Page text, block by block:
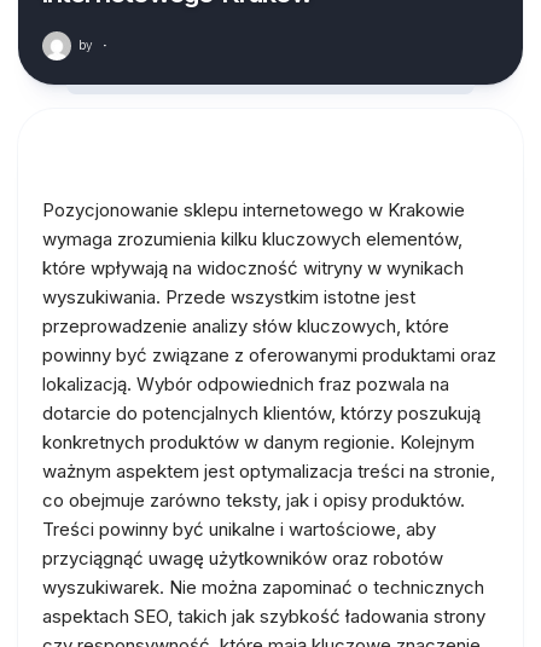
by ·
Pozycjonowanie sklepu internetowego w Krakowie
wymaga zrozumienia kilku kluczowych elementów,
które wpływają na widoczność witryny w wynikach
wyszukiwania. Przede wszystkim istotne jest
przeprowadzenie analizy słów kluczowych, które
powinny być związane z oferowanymi produktami oraz
lokalizacją. Wybór odpowiednich fraz pozwala na
dotarcie do potencjalnych klientów, którzy poszukują
konkretnych produktów w danym regionie. Kolejnym
ważnym aspektem jest optymalizacja treści na stronie,
co obejmuje zarówno teksty, jak i opisy produktów.
Treści powinny być unikalne i wartościowe, aby
przyciągnąć uwagę użytkowników oraz robotów
wyszukiwarek. Nie można zapominać o technicznych
aspektach SEO, takich jak szybkość ładowania strony